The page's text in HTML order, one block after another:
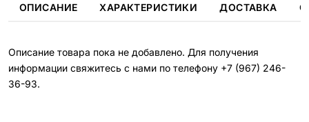
ОПИСАНИЕ ХАРАКТЕРИСТИКИ ДОСТАВКА
Описание товара пока не добавлено. Для получения
информации свяжитесь с нами по телефону +7 (967) 246-
36-93.